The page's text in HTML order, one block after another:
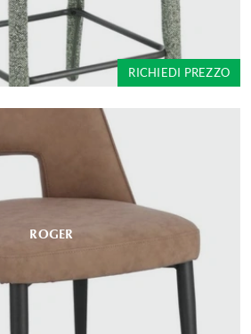
RICHIEDI PREZZO
ROGER